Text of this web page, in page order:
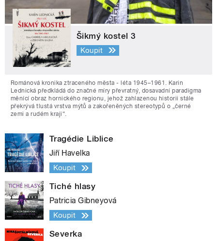
Šikmý kostel 3
Koupit
Románová kronika ztraceného města - léta 1945–1961. Karin
Lednická předkládá do značné míry převratný, dosavadní paradigma
měnící obraz hornického regionu, jehož zahlazenou historii stále
překrývá tlustá vrstva mýtů a zakořeněných stereotypů o „černé
zemi a rudém kraji“.
Tragédie Liblice
Jiří Havelka
Koupit
Tiché hlasy
Patricia Gibneyová
Koupit
Severka